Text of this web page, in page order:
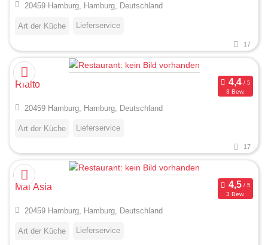
20459 Hamburg, Hamburg, Deutschland
Art der Küche Lieferservice
17
Rialto
3 Bew.
20459 Hamburg, Hamburg, Deutschland
Art der Küche Lieferservice
17
Mai Asia
3 Bew.
20459 Hamburg, Hamburg, Deutschland
Art der Küche Lieferservice